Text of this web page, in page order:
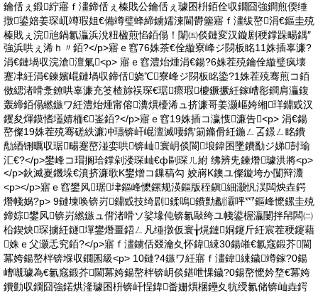
鑰佸ぇ鍛紵寤ｆ澅鍗佸ぇ榛戝公鑰佸ぇ璩囨枡銆佺収鐗囧強鐧煎偄缍
撴鍙婄姜琛屼竴瑕姐€備竴璧蜂締鐪嬬湅閫欎簺寤ｆ澅绂嶅涓€鏂圭殑
榛戝ぇ浣兘鍋氱灜浜涗粈楹煎惂銆傝！闈㈤倓鏈変汉鏇剧稉鐣跺畼鍝″
強浜哄ぇ浠ｈ〃銆?</p>寤ｅ窞76姝茶€佺縼寮峰ジ閯板眳11姝插辜濂?
涓€鏈堝収浣滄澶氭<p> 寤ｅ窞澧炲煄涓€鍚?6姝茬殑鑰佺縼璧疯壊
蹇冿紝涓€鍊嬪崐鏈堝収鍗佸娆℃寮峰ジ閯板眳鍌?1姝茬殑骞煎コ銆
傚緦渚嗗洜鐐哄辜濂充笅楂旀祦琛€琚瘝瑕櫦鐝撅紝鎵嶆彮鐧肩灜鍑
轰締銆傝繎鏃ワ紝澧炲煄甯傛瀵熼櫌浠ュ挤濂哥姜灏嶇姱缃珜鐤戜汉
钁夋煇鏌愭壒婧栭€崟銆?</p>寤ｅ窞19姝插コ瀛愯濂告<p> 涓€鍚
嶅儏19姝茬殑骞磋紩濂冲瓙锛屽崐澶滅啛鐫′箣鏅傦紝鍦ㄥ叾鐛ㄥ眳鐨
勪綇铏曞収琚畼蹇嶅湴娈哄锛屾寰岄倓閬埌鍏囨墜鐨勫ジ娣尌瑜
汇€?</p>鐢峰コ瑁搁珨鐣剁溇琛屾€ф剾琛ㄦ紨 绋辨兂鍊熸璩洪將<p>
</p>鈥滅嵏鐖垛€濆挤濂歌Κ鐢熷コ鏁稿勾 姣嶈Κ鐭ユ儏鏇垮か闅辩灋
<p></p>寤ｅ窞鐢风琚垏鏂峰懡鏍规渶鏂版秷鎭細灏忛洖闆炴垚鍔
熸帴娲?p> 9鏈堜唤锛岃鐤戜技绮剧鍒嗚鐨勯劙灞呯爫鏂峰懡鏍圭殑
鍗婃鐢风锛岃繎鏃ュ偝渚嗗ソ娑堟伅锛氱敺绔ユ帴鍙楃灜闄拌帠闆㈡
柗鍥炴琛擄紝鐩墠鐢熸畺鍣ㄥ凡缍撴仮寰╁熀鏈姛鑳斤紝宸茬稉鑳藉
姝ｅ父灏忎究銆?</p>寤ｆ澅鐪佸叕瀹夊怀鍏綀30鍚嶉€氱窛鍛芥閫
冪姱鍚嶅柈锛堢収鐗囷級<p> 10鏈?4鏃ワ紝寤ｆ澅鍏綀鐬竴鎵?0鍚
嶆嚫璩為€氱窛鍛芥閫冪姱鍚嶅柈锛岄倓鍖呭惈鐬?0鍚嶅懡妗堥€冪姱
鐨勭収鐗囧強鍩烘湰璩囨枡锛屽悜鍏畨姗熼棞鑸夊牨绶氱储锛屾垚鍔